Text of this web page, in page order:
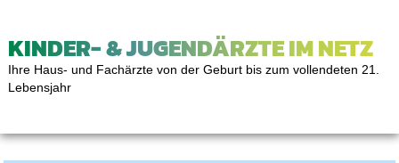
KINDER- & JUGENDÄRZTE IM NETZ
Ihre Haus- und Fachärzte von der Geburt bis zum vollendeten 21.
Lebensjahr